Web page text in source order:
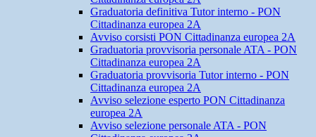
Graduatoria definitiva Tutor interno - PON
Cittadinanza europea 2A
Avviso corsisti PON Cittadinanza europea 2A
Graduatoria provvisoria personale ATA - PON
Cittadinanza europea 2A
Graduatoria provvisoria Tutor interno - PON
Cittadinanza europea 2A
Avviso selezione esperto PON Cittadinanza
europea 2A
Avviso selezione personale ATA - PON